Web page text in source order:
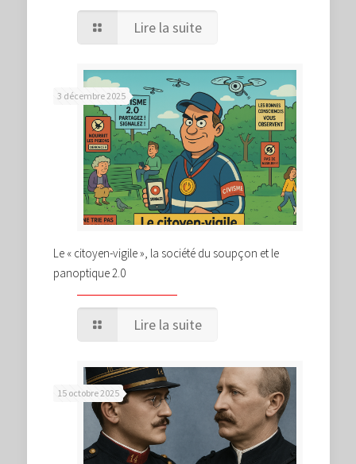
Lire la suite
3 décembre 2025
Le « citoyen-vigile », la société du soupçon et le
panoptique 2.0
Lire la suite
15 octobre 2025